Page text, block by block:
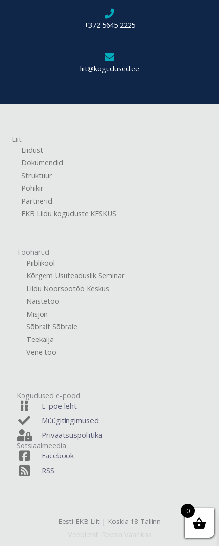
+372 5645 2225
liit@kogudused.ee
Liit
Liidust
Dokumendid
Struktuur
Põhikiri
Partnerid
EKB Liidu koguduste KESKUS
Tööharud
Piiblikool
Kõrgem Usuteaduslik Seminar
Liidu Noorsootöö Keskus
Naistetöö
Misjon
Sõbralt Sõbrale
Teekäija
Vene töö
Kogudused e-pood
E-poe leht
Müügitingimused
Privaatsuspoliitika
Sotsiaalmeedia
Facebook
RSS
Eesti EKB Liit | Koskla 18 Tallinn
0